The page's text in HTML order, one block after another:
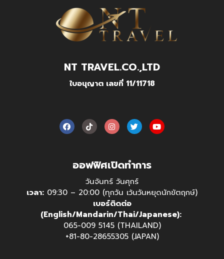
NT TRAVEL.CO.,LTD
ใบอนุญาต เลขที่ 11/11718
ออฟฟิศเปิดทำการ
วันจันทร์ วันศุกร์
เวลา: 09:30 – 20:00 (ทุกวัน เว้นวันหยุดนักขัตฤกษ์)
เบอร์ติดต่อ
(English/Mandarin/Thai/Japanese):
065-009 5145 (THAILAND)
+81-80-28655305 (JAPAN)